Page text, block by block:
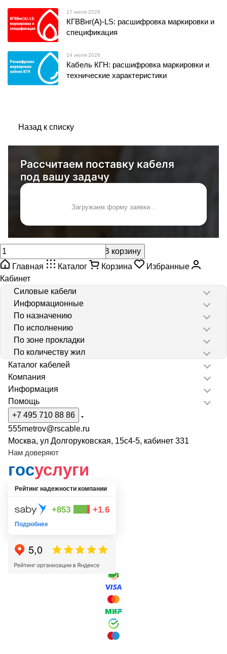
17 июля 2026
КГВВнг(А)-LS: расшифровка маркировки и
спецификация
14 июля 2026
Кабель КГН: расшифровка маркировки и
технические характеристики
Назад к списку
Рассчитаем поставку кабеля
под вашу задачу
Загружаем форму заявки...
В корзину
Главная
Каталог Корзина
Избранные
Кабинет
Силовые кабели
Информационные
По назначению
По исполнению
По зоне прокладки
По количеству жил
Каталог кабелей
Компания
Информация
Помощь
+7 495 710 88 86
555metrov@rscable.ru
Москва, ул Долгоруковская, 15с4-5, кабинет 331
Нам доверяют
госуслуги
Рейтинг надежности компании
+853 +1.6
Подробнее